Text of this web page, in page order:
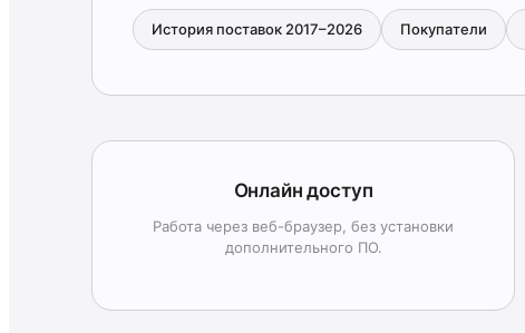
История поставок 2017–2026 Покупатели
Онлайн доступ
Работа через веб-браузер, без установки
дополнительного ПО.